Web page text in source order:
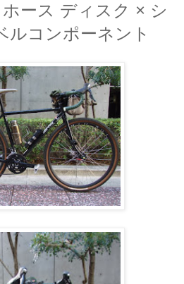
ース ディスク × シ
ルコンポーネント